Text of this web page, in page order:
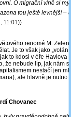
O migrační vlně si
tou ještě levnější –
11:01))
renomé M.
Je to však jako „volání
to kdosi v éře Havlova
že nebude líp, jak nám
nestačí jen
ale hlavně je nutno
Chovanec